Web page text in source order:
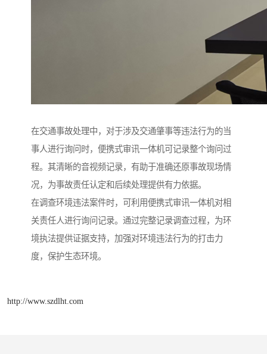
在交通事故处理中，对于涉及交通肇事等违法行为的当
事人进行询问时，便携式审讯一体机可记录整个询问过
程。其清晰的音视频记录，有助于准确还原事故现场情
况，为事故责任认定和后续处理提供有力依据。​
在调查环境违法案件时，可利用便携式审讯一体机对相
关责任人进行询问记录。通过完整记录调查过程，为环
境执法提供证据支持，加强对环境违法行为的打击力
度，保护生态环境。​
http://www.szdlht.com